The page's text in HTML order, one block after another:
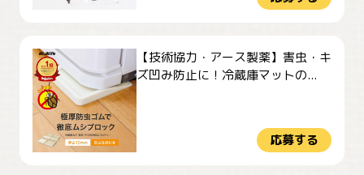
【技術協力・アース製薬】害虫・キ
ズ凹み防止に！冷蔵庫マットの...
応募する